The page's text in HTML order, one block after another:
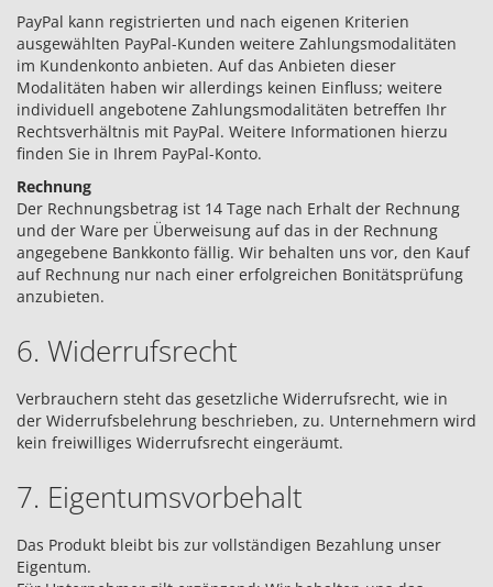
PayPal kann registrierten und nach eigenen Kriterien
ausgewählten PayPal-Kunden weitere Zahlungsmodalitäten
im Kundenkonto anbieten. Auf das Anbieten dieser
Modalitäten haben wir allerdings keinen Einfluss; weitere
individuell angebotene Zahlungsmodalitäten betreffen Ihr
Rechtsverhältnis mit PayPal. Weitere Informationen hierzu
finden Sie in Ihrem PayPal-Konto.
Rechnung
Der Rechnungsbetrag ist 14 Tage nach Erhalt der Rechnung
und der Ware per Überweisung auf das in der Rechnung
angegebene Bankkonto fällig. Wir behalten uns vor, den Kauf
auf Rechnung nur nach einer erfolgreichen Bonitätsprüfung
anzubieten.
6. Widerrufsrecht
Verbrauchern steht das gesetzliche Widerrufsrecht, wie in
der Widerrufsbelehrung beschrieben, zu. Unternehmern wird
kein freiwilliges Widerrufsrecht eingeräumt.
7. Eigentumsvorbehalt
Das Produkt bleibt bis zur vollständigen Bezahlung unser
Eigentum.